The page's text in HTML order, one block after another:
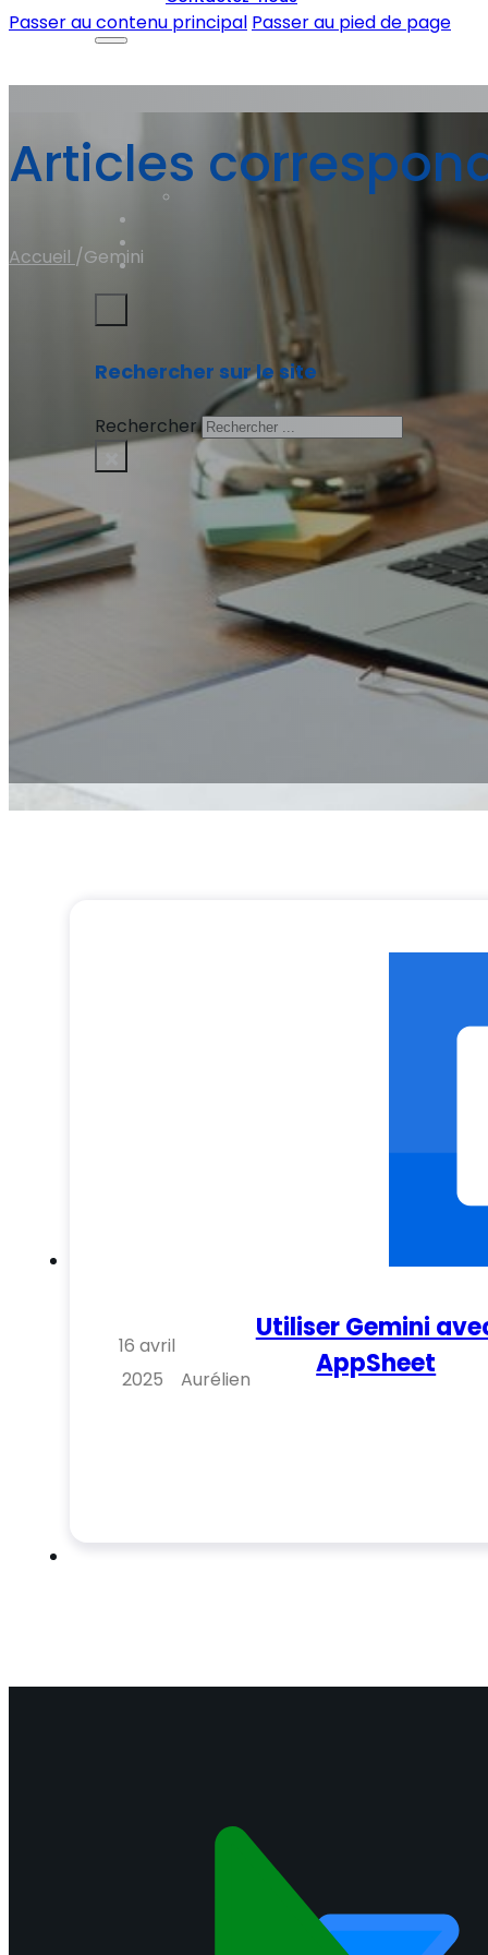
Passer au contenu principal Passer au pied de page
Rechercher sur le site
Rechercher
×
Articles
Accueil /Gemini
16 avril
2025
Aurélien
Utiliser Gemini
AppSheet